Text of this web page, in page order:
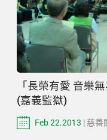
「長榮有愛 音樂
(嘉義監獄)
Feb 22.2013 | 慈善